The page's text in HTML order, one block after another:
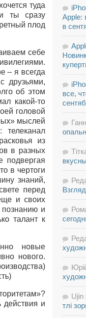
туда
ты сразу
плод
себе
– я всегда
друзьями,
об этом
какой-то
головой
мыслей
телеканал
из
в разных
подвергая
в чертоги
знаний,
перед
и своих
и
талант к
новые
нового.
действия и
Apple:
в
все,
Ujin
тлі